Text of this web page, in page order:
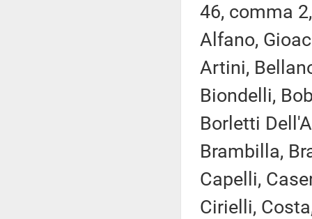
46, comma
Alfano,
Artini,
Biondelli,
Borletti
Brambilla,
Capelli,
Cirielli,